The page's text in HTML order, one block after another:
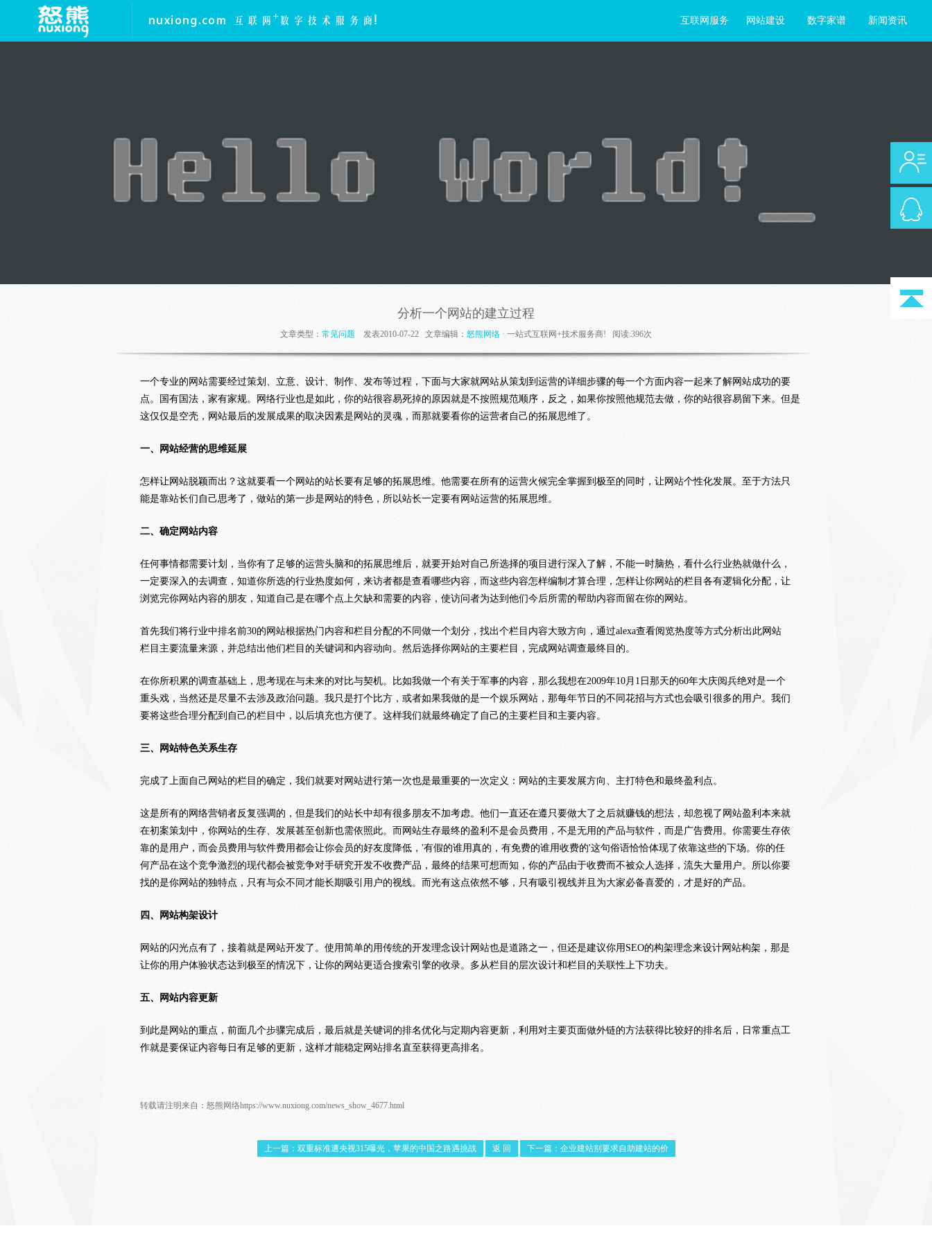
互联网服务 网站建设 数字家谱 新闻资讯
分析一个网站的建立过程
文章类型： 常见问题 发表2010-07-22 文章编辑： 怒熊网络 · 一站式互联网+技术服务商! 阅读:396次
一个专业的网站需要经过策划、立意、设计、制作、发布等过程，下面与大家就网站从策划到运营的详细步骤的每一个方面内容一起来了解网站成功的要
点。国有国法，家有家规。网络行业也是如此，你的站很容易死掉的原因就是不按照规范顺序，反之，如果你按照他规范去做，你的站很容易留下来。但是
这仅仅是空壳，网站最后的发展成果的取决因素是网站的灵魂，而那就要看你的运营者自己的拓展思维了。
一、网站经营的思维延展
怎样让网站脱颖而出？这就要看一个网站的站长要有足够的拓展思维。他需要在所有的运营火候完全掌握到极至的同时，让网站个性化发展。至于方法只
能是靠站长们自己思考了，做站的第一步是网站的特色，所以站长一定要有网站运营的拓展思维。
二、确定网站内容
任何事情都需要计划，当你有了足够的运营头脑和的拓展思维后，就要开始对自己所选择的项目进行深入了解，不能一时脑热，看什么行业热就做什么，
一定要深入的去调查，知道你所选的行业热度如何，来访者都是查看哪些内容，而这些内容怎样编制才算合理，怎样让你网站的栏目各有逻辑化分配，让
浏览完你网站内容的朋友，知道自己是在哪个点上欠缺和需要的内容，使访问者为达到他们今后所需的帮助内容而留在你的网站。
首先我们将行业中排名前30的网站根据热门内容和栏目分配的不同做一个划分，找出个栏目内容大致方向，通过alexa查看阅览热度等方式分析出此网站
栏目主要流量来源，并总结出他们栏目的关键词和内容动向。然后选择你网站的主要栏目，完成网站调查最终目的。
在你所积累的调查基础上，思考现在与未来的对比与契机。比如我做一个有关于军事的内容，那么我想在2009年10月1日那天的60年大庆阅兵绝对是一个
重头戏，当然还是尽量不去涉及政治问题。我只是打个比方，或者如果我做的是一个娱乐网站，那每年节日的不同花招与方式也会吸引很多的用户。我们
要将这些合理分配到自己的栏目中，以后填充也方便了。这样我们就最终确定了自己的主要栏目和主要内容。
三、网站特色关系生存
完成了上面自己网站的栏目的确定，我们就要对网站进行第一次也是最重要的一次定义：网站的主要发展方向、主打特色和最终盈利点。
这是所有的网络营销者反复强调的，但是我们的站长中却有很多朋友不加考虑。他们一直还在遵只要做大了之后就赚钱的想法，却忽视了网站盈利本来就
在初案策划中，你网站的生存、发展甚至创新也需依照此。而网站生存最终的盈利不是会员费用，不是无用的产品与软件，而是广告费用。你需要生存依
靠的是用户，而会员费用与软件费用都会让你会员的好友度降低，'有假的谁用真的，有免费的谁用收费的'这句俗语恰恰体现了依靠这些的下场。你的任
何产品在这个竞争激烈的现代都会被竞争对手研究开发不收费产品，最终的结果可想而知，你的产品由于收费而不被众人选择，流失大量用户。所以你要
找的是你网站的独特点，只有与众不同才能长期吸引用户的视线。而光有这点依然不够，只有吸引视线并且为大家必备喜爱的，才是好的产品。
四、网站构架设计
网站的闪光点有了，接着就是网站开发了。使用简单的用传统的开发理念设计网站也是道路之一，但还是建议你用SEO的构架理念来设计网站构架，那是
让你的用户体验状态达到极至的情况下，让你的网站更适合搜索引擎的收录。多从栏目的层次设计和栏目的关联性上下功夫。
五、网站内容更新
到此是网站的重点，前面几个步骤完成后，最后就是关键词的排名优化与定期内容更新，利用对主要页面做外链的方法获得比较好的排名后，日常重点工
作就是要保证内容每日有足够的更新，这样才能稳定网站排名直至获得更高排名。
转载请注明来自： 怒熊网络https://www.nuxiong.com/news_show_4677.html
上一篇：双重标准遭央视315曝光，苹果的中国之路遇挑战 返 回 下一篇：企业建站别要求自助建站的价